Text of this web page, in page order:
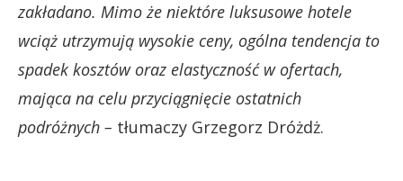
zakładano. Mimo że niektóre luksusowe hotele
wciąż utrzymują wysokie ceny, ogólna tendencja to
spadek kosztów oraz elastyczność w ofertach,
mająca na celu przyciągnięcie ostatnich
podróżnych – tłumaczy Grzegorz Dróżdż.